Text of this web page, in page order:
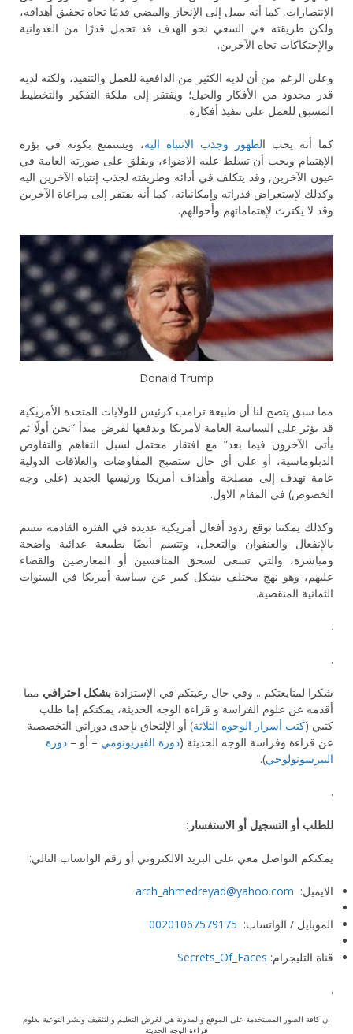
الإنتصارات, كما أنه يميل إلى الإنجاز والمضي قدمًا تجاه تحقيق أهدافه،
ولكن طريقته في السعي نحو الهدف قد تحمل قدرًا من العدوانية
والإحتكاكات تجاه الآخرين.
وعلى الرغم من أن لديه الكثير من الدافعية للعمل والتنفيذ، ولكنه لديه
قدر محدود من الأفكار والحيل؛ ويفتقر إلى ملكة التفكير والتخطيط
المسبق للعمل على تنفيذ أفكاره.
كما أنه يحب الظهور وجذب الانتباه اليه، ويستمتع بكونه في بؤرة
الإهتمام ويحب أن تسلط عليه الاضواء، ويقلق على صورته العامة في
عيون الآخرين, وقد يتكلف في أدائه وطريقته لجذب إنتباه الآخرين اليه
وكذلك لإستعراض قدراته وإمكانياته، كما أنه يفتقر إلى مراعاة الآخرين
وقد لا يكترث لإهتماماتهم وأحوالهم.
Donald Trump
مما سبق يتضح لنا أن طبيعة ترامب كرئيس للولايات المتحدة الأمريكية
قد يؤثر على السياسة العامة لأمريكا ويدفعها لفرض مبدأ “نحن أولًا ثم
يأتى الآخرون فيما بعد” مع افتقار محتمل لسبل التفاهم والتفاوض
الدبلوماسية، أو على أي حال ستصبح المفاوضات والعلاقات الدولية
عامة تهدف إلى مصلحة وأهداف أمريكا ورئيسها الجديد (على وجه
الخصوص) في المقام الاول.
وكذلك يمكننا توقع ردود أفعال أمريكية عديدة في الفترة القادمة تتسم
بالإنفعال والعنفوان والتعجل، وتتسم أيضًا بطبيعة عدائية واضحة
ومباشرة، والتي تسعى لسحق المنافسين أو المعارضين والقضاء
عليهم، وهو نهج مختلف بشكل كبير عن سياسة أمريكا في السنوات
الثمانية المنقضية.
.
.
شكرا لمتابعتكم .. وفي حال رغبتكم في الإستزادة بشكل احترافي مما
أقدمه عن علوم الفراسة و قراءة الوجه الحديثة، يمكنكم إما طلب
كتبي (كتب أسرار الوجوه الثلاثة) أو الإلتحاق بإحدى دوراتي التخصصية
عن قراءة وفراسة الوجه الحديثة (دورة الفيزيونومي – أو – دورة
البيرسونولوجي).
.
للطلب أو التسجيل أو الاستفسار:
يمكنكم التواصل معي على البريد الالكتروني أو رقم الواتساب التالي:
الايميل: arch_ahmedreyad@yahoo.com
الموبايل / الواتساب: 00201067579175
قناة التليجرام: Secrets_Of_Faces
.
ان كافة الصور المستخدمة على الموقع والمدونة هي لغرض التعليم والتثقيف ونشر التوعية بعلوم
قراءة الوجه الحديثة